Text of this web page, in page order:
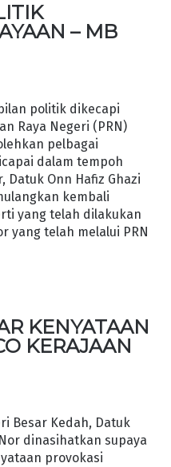
– MB
politik dikecapi
Raya Negeri (PRN)
pelbagai
dalam tempoh
Datuk Onn Hafiz Ghazi
kembali
yang telah dilakukan
yang telah melalui PRN
KENYATAAN
KERAJAAN
Besar Kedah, Datuk
dinasihatkan supaya
provokasi